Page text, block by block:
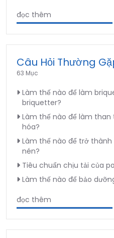
đọc thêm
Câu Hỏi Thường
63 Mục
Làm thế nào để làm
briquetter?
Làm thế nào để làm
hóa?
Làm thế nào để trở thành
nén?
Tiêu chuẩn chịu tải của
Làm thế nào để bảo
đọc thêm